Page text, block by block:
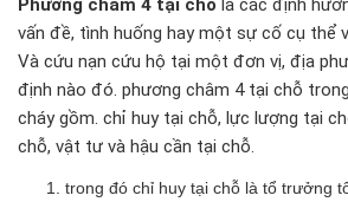
Phương châm 4 tại chỗ là các định
vấn đề, tình huống hay một sự cố cụ thể
Và cứu nạn cứu hộ tại một đơn vị, địa
định nào đó. phương châm 4 tại chỗ trong
cháygồm. chỉ huy tại chỗ, lực lượng tại
chỗ, vật tư và hậu cần tại chỗ.
trong đó chỉ huy tại chỗ là tổ trưởng